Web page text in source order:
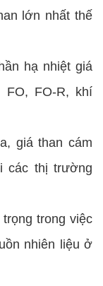
lớn nhất thế
hạ nhiệt giá
FO, FO-R, khí
giá than cám
các thị trường
trong việc
nhiên liệu ở